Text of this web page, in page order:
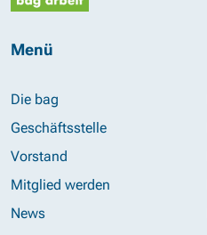
Menü
Die bag
Geschäftsstelle
Vorstand
Mitglied werden
News